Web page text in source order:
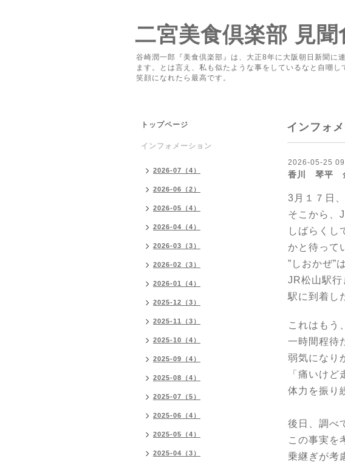
二宮美食倶楽部 見聞
谷崎潤一郎『美食倶楽部』は、大正8年に大阪朝日新聞に
ます。とは言え、私も似たような事をしているなと自嘲
笑顔になれたら最高です。
インフォ
2026-05-25
香川 琴平
3月１７日
そこから、
しばらくし
かと待って
”しおかぜ”
JR松山駅行
駅に到着し
こ れはもう
一時間程待
弱気になり
「痛いけ
体力を振り
後日、調べ
この事実を
乗継ぎが考
トップページ
インフォメーション
2026-07（4）
2026-06（2）
2026-05（4）
2026-04（4）
2026-03（3）
2026-02（3）
2026-01（4）
2025-12（3）
2025-11（3）
2025-10（4）
2025-09（4）
2025-08（4）
2025-07（5）
2025-06（4）
2025-05（4）
2025-04（3）